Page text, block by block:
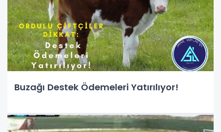
Buzağı Destek Ödemeleri Yatırılıyor!